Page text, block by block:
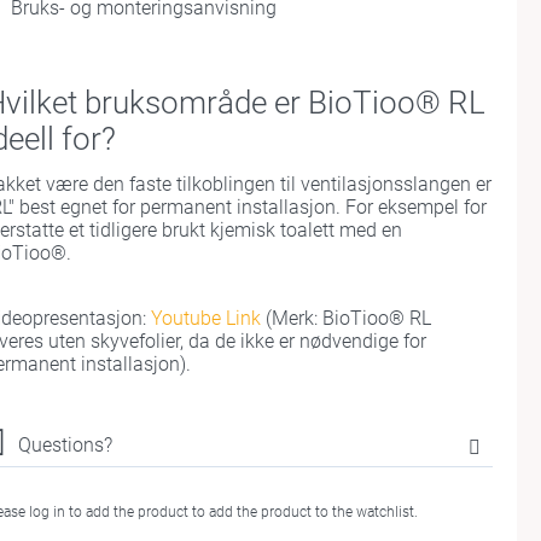
Bruks- og monteringsanvisning
bruksområde er BioTioo® RL
for?
være den faste tilkoblingen til ventilasjonsslangen er
best egnet for permanent installasjon. For eksempel for
et tidligere brukt kjemisk toalett med en
Youtube Link(Merk: BioTioo® RL
uten skyvefolier, da de ikke er nødvendige for
installasjon).
Questions?
log in to add the product to add the product to the watchlist.